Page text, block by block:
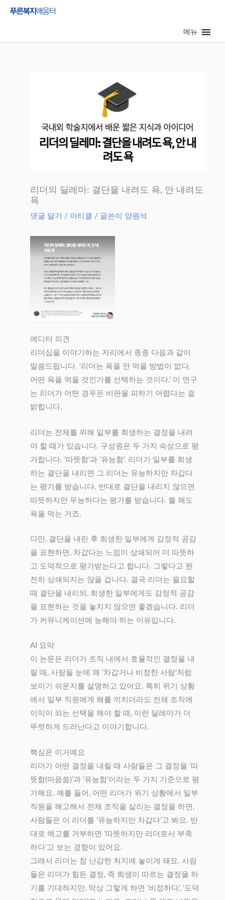
메뉴
리더의 딜레마: 결단을 내려도 욕, 안 내려도
욕
댓글 달기 / 아티클 / 글쓴이 양원석
에디터 의견
리더십을 이야기하는 자리에서 종종 다음과 같이
말씀드립니다. ‘리더는 욕을 안 먹을 방법이 없다.
어떤 욕을 먹을 것인가를 선택하는 것이다.’ 이 연구
는 리더가 어떤 경우든 비판을 피하기 어렵다는 걸
밝힙니다.
리더는 전체를 위해 일부를 희생하는 결정을 내려
야 할 때가 있습니다. 구성원은 두 가지 속성으로 평
가합니다. ‘따뜻함’과 ‘유능함’. 리더가 일부를 희생
하는 결단을 내리면 그 리더는 유능하지만 차갑다
는 평가를 받습니다. 반대로 결단을 내리지 않으면
따뜻하지만 무능하다는 평가를 받습니다. 뭘 해도
욕을 먹는 거죠.
다만, 결단을 내린 후 희생한 일부에게 감정적 공감
을 표현하면, 차갑다는 느낌이 상쇄되어 더 따뜻하
고 도덕적으로 평가받는다고 합니다. 그렇다고 완
전히 상쇄되지는 않을 겁니다. 결국 리더는 필요할
때 결단을 내리되, 희생한 일부에게도 감정적 공감
을 표현하는 것을 놓치지 않으면 좋겠습니다. 리더
가 커뮤니케이션에 능해야 하는 이유입니다.
AI 요약
이 논문은 리더가 조직 내에서 효율적인 결정을 내
릴 때, 사람들 눈에 왜 ‘차갑거나 비정한 사람’처럼
보이기 쉬운지를 설명하고 있어요. 특히 위기 상황
에서 일부 직원에게 해를 끼치더라도 전체 조직에
이익이 되는 선택을 해야 할 때, 이런 딜레마가 더
뚜렷하게 드러난다고 이야기합니다.
핵심은 이거예요
리더가 어떤 결정을 내릴 때 사람들은 그 결정을 ‘따
뜻함(마음씀)’과 ‘유능함’이라는 두 가지 기준으로 평
가해요. 예를 들어, 어떤 리더가 위기 상황에서 일부
직원을 해고해서 전체 조직을 살리는 결정을 하면,
사람들은 이 리더를 ‘유능하지만 차갑다’고 봐요. 반
대로 해고를 거부하면 ‘따뜻하지만 리더로서 부족
하다’고 보는 경향이 있어요.
그래서 리더는 참 난감한 처지에 놓이게 돼요. 사람
들은 리더가 힘든 결정, 즉 희생이 따르는 결정을 하
기를 기대하지만, 막상 그렇게 하면 ‘비정하다’, ‘도덕